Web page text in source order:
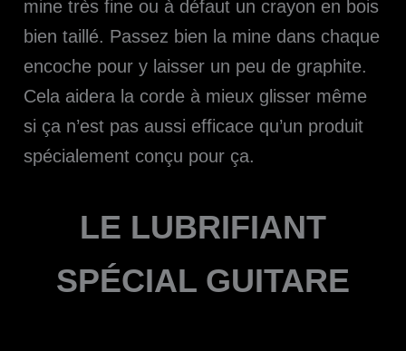
mine très fine ou à défaut un crayon en bois
bien taillé. Passez bien la mine dans chaque
encoche pour y laisser un peu de graphite.
Cela aidera la corde à mieux glisser même
si ça n’est pas aussi efficace qu’un produit
spécialement conçu pour ça.
LE LUBRIFIANT
SPÉCIAL GUITARE